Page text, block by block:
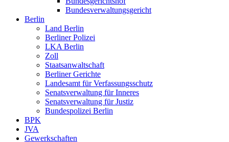
Bundesverwaltungsgericht
Berlin
Land Berlin
Berliner Polizei
LKA Berlin
Zoll
Staatsanwaltschaft
Berliner Gerichte
Landesamt für Verfassungsschutz
Senatsverwaltung für Inneres
Senatsverwaltung für Justiz
Bundespolizei Berlin
BPK
JVA
Gewerkschaften